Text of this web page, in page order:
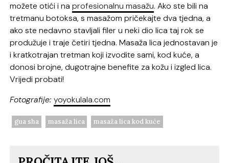
možete otići i naprofesionalnu masažu. Ako ste bili na
tretmanu botoksa, s masažom pričekajte dva tjedna, a
ako ste nedavno stavljali filer u neki dio lica taj rok se
produžuje i traje četiri tjedna. Masaža lica jednostavan je
i kratkotrajan tretman koji izvodite sami, kod kuće, a
donosi brojne, dugotrajne benefite za kožu i izgled lica.
Vrijedi probati!
Fotografije:yoyokulala.com
gua sha masaža lica masaža lica kod kuće